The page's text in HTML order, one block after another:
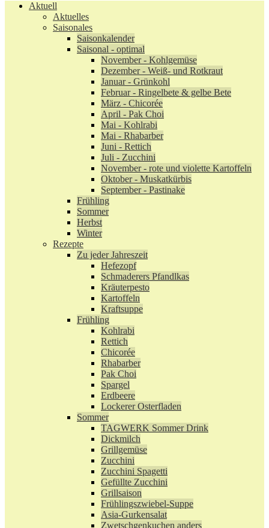
Aktuell
Aktuelles
Saisonales
Saisonkalender
Saisonal - optimal
November - Kohlgemüse
Dezember - Weiß- und Rotkraut
Januar - Grünkohl
Februar - Ringelbete & gelbe Bete
März - Chicorée
April - Pak Choi
Mai - Kohlrabi
Mai - Rhabarber
Juni - Rettich
Juli - Zucchini
November - rote und violette Kartoffeln
Oktober - Muskatkürbis
September - Pastinake
Frühling
Sommer
Herbst
Winter
Rezepte
Zu jeder Jahreszeit
Hefezopf
Schmaderers Pfandlkas
Kräuterpesto
Kartoffeln
Kraftsuppe
Frühling
Kohlrabi
Rettich
Chicorée
Rhabarber
Pak Choi
Spargel
Erdbeere
Lockerer Osterfladen
Sommer
TAGWERK Sommer Drink
Dickmilch
Grillgemüse
Zucchini
Zucchini Spagetti
Gefüllte Zucchini
Grillsaison
Frühlingszwiebel-Suppe
Asia-Gurkensalat
Zwetschgenkuchen anders